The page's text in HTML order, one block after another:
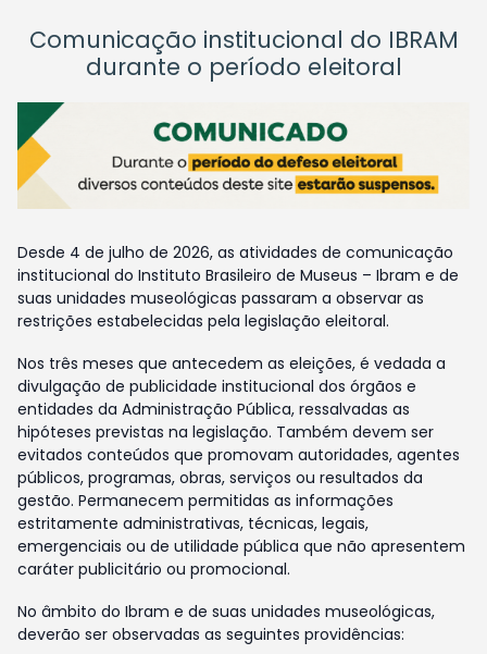
Comunicação institucional do IBRAM
durante o período eleitoral
Desde 4 de julho de 2026, as atividades de comunicação
institucional do Instituto Brasileiro de Museus – Ibram e de
suas unidades museológicas passaram a observar as
restrições estabelecidas pela legislação eleitoral.
Nos três meses que antecedem as eleições, é vedada a
divulgação de publicidade institucional dos órgãos e
entidades da Administração Pública, ressalvadas as
hipóteses previstas na legislação. Também devem ser
evitados conteúdos que promovam autoridades, agentes
públicos, programas, obras, serviços ou resultados da
gestão. Permanecem permitidas as informações
estritamente administrativas, técnicas, legais,
emergenciais ou de utilidade pública que não apresentem
caráter publicitário ou promocional.
No âmbito do Ibram e de suas unidades museológicas,
deverão ser observadas as seguintes providências: